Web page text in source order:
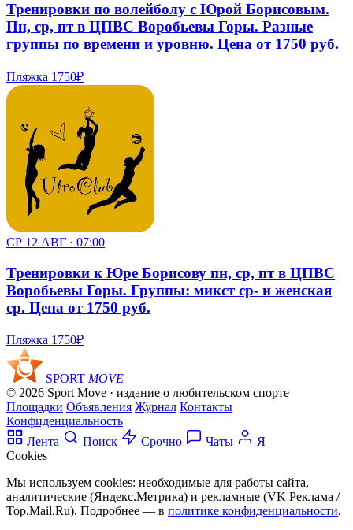
Тренировки по волейболу с Юрой Борисовым.
Пн, ср, пт в ЦПВС Воробьевы Горы. Разные
группы по времени и уровню. Цена от 1750 руб.
Пляжка 1750₽
СР 12 АВГ · 07:00
Тренировки к Юре Борисову пн, ср, пт в ЦПВС
Воробьевы Горы. Группы: микст ср- и женская
ср. Цена от 1750 руб.
Пляжка 1750₽
SPORT MOVE
© 2026 Sport Move · издание о любительском спорте
Площадки Объявления Журнал Контакты
Конфиденциальность
Лента
Поиск Срочно Чаты
Я
Cookies
Мы используем cookies: необходимые для работы сайта,
аналитические (Яндекс.Метрика) и рекламные (VK Реклама /
Top.Mail.Ru). Подробнее — в политике конфиденциальности.